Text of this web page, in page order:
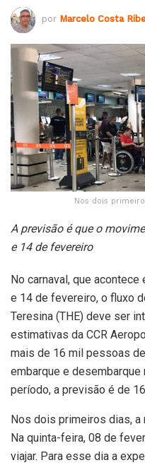
por Marcelo Costa
Nos dois
A previsão é que o
e 14 de fevereiro
No carnaval, que
e 14 de fevereiro, o fluxo
Teresina (THE) deve ser
estimativas da CCR
mais de 16 mil pessoas
embarque e
período, a previsão é de
Nos dois primeiros dias, a
Na quinta-feira, 08 de
viajar. Para esse dia a